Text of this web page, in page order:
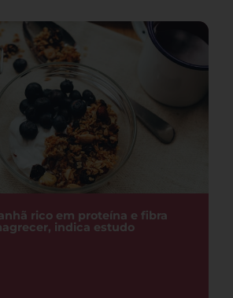
rico em proteína e fibra
indica estudo